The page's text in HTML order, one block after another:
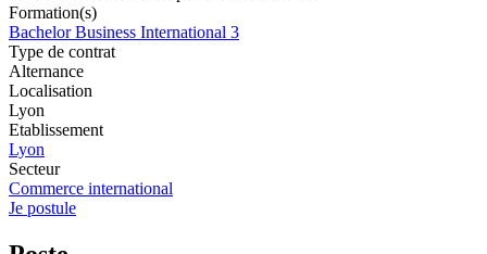
Formation(s)
Bachelor Business International 3
Type de contrat
Alternance
Localisation
Lyon
Etablissement
Lyon
Secteur
Commerce international
Je postule